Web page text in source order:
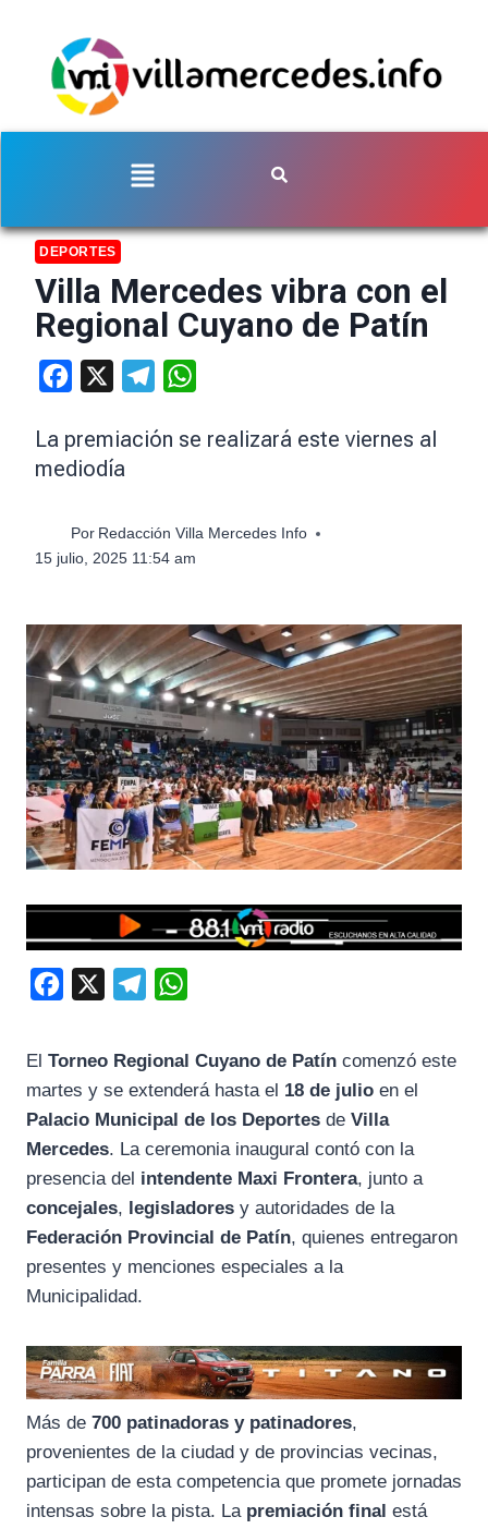
DEPORTES
Villa Mercedes vibra con el
Regional Cuyano de Patín
Facebook Telegram
La premiación se realizará este viernes al
mediodía
Por Redacción Villa Mercedes Info
15 julio, 2025 11:54 am
b
o
o
k
e
g
r
a
m
s
A
p
p
El Torneo Regional Cuyano de Patín comenzó este
martes y se extenderá hasta el 18 de julio en el
Palacio Municipal de los Deportes de Villa
Mercedes. La ceremonia inaugural contó con la
presencia del intendente Maxi Frontera, junto a
concejales, legisladores y autoridades de la
Federación Provincial de Patín, quienes entregaron
presentes y menciones especiales a la
Municipalidad.
Más de 700 patinadoras y patinadores,
provenientes de la ciudad y de provincias vecinas,
participan de esta competencia que promete jornadas
intensas sobre la pista. La premiación final está